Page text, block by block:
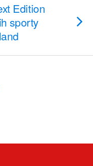
Edition
sporty